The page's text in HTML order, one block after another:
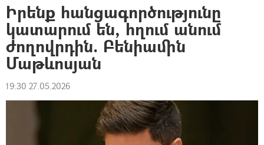
Իրենք հանցագործությունը
կատարում են, հղում անում
ժողովրդին. Բենիամին
Մաթևոսյան
19:30 27.05.2026